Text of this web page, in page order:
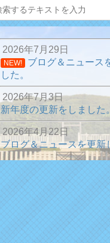
2026年7月29日
NEW!
ブログ＆ニュース
した。
2026年7月3日
新年度の更新をしました。
2026年4月22日
ブログ＆ニュースを更新
2026年1月13日
ブログ＆ニュースを更新
2025年12月31日
ブログ＆ニュースを更新
2025年10月15日